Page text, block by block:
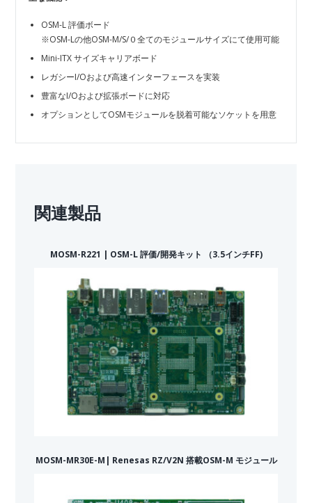
OSM-L 評価ボード
※OSM-Lの他OSM-M/S/０全てのモジュールサイズにて使用可能
Mini-ITX サイズキャリアボード
レガシーI/Oおよび高速インターフェースを実装
豊富なI/Oおよび拡張ボードに対応
オプションとしてOSMモジュールを脱着可能なソケットを用意
関連製品
MOSM-R221 | OSM-L 評価/開発キット （3.5インチFF)
MOSM-MR30E-M| Renesas RZ/V2N 搭載OSM-M モジュール